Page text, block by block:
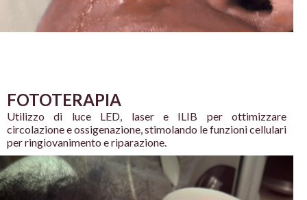
FOTOTERAPIA
Utilizzo di luce LED, laser e ILIB per ottimizzare
circolazione eossigenazione, stimolando le funzioni cellulari
perringiovanimento eriparazione.